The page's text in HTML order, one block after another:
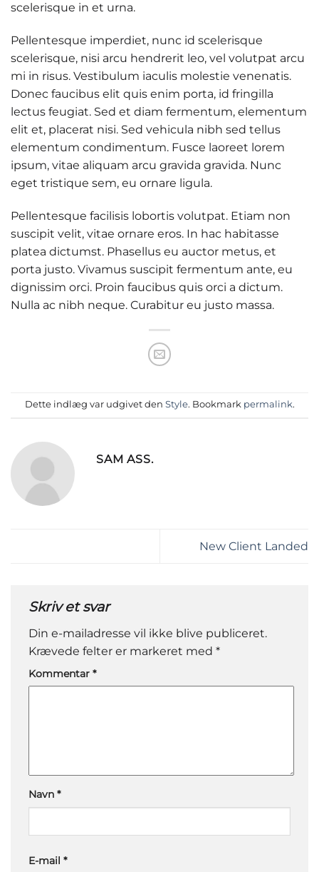
scelerisque in et urna.
Pellentesque imperdiet, nunc id scelerisque
scelerisque, nisi arcu hendrerit leo, vel volutpat arcu
mi in risus. Vestibulum iaculis molestie venenatis.
Donec faucibus elit quis enim porta, id fringilla
lectus feugiat. Sed et diam fermentum, elementum
elit et, placerat nisi. Sed vehicula nibh sed tellus
elementum condimentum. Fusce laoreet lorem
ipsum, vitae aliquam arcu gravida gravida. Nunc
eget tristique sem, eu ornare ligula.
Pellentesque facilisis lobortis volutpat. Etiam non
suscipit velit, vitae ornare eros. In hac habitasse
platea dictumst. Phasellus eu auctor metus, et
porta justo. Vivamus suscipit fermentum ante, eu
dignissim orci. Proin faucibus quis orci a dictum.
Nulla ac nibh neque. Curabitur eu justo massa.
Dette indlæg var udgivet den Style. Bookmark permalink.
SAM ASS.
New Client Landed
Skriv et svar
Din e-mailadresse vil ikke blive publiceret.
Krævede felter er markeret med *
Kommentar *
Navn *
E-mail *